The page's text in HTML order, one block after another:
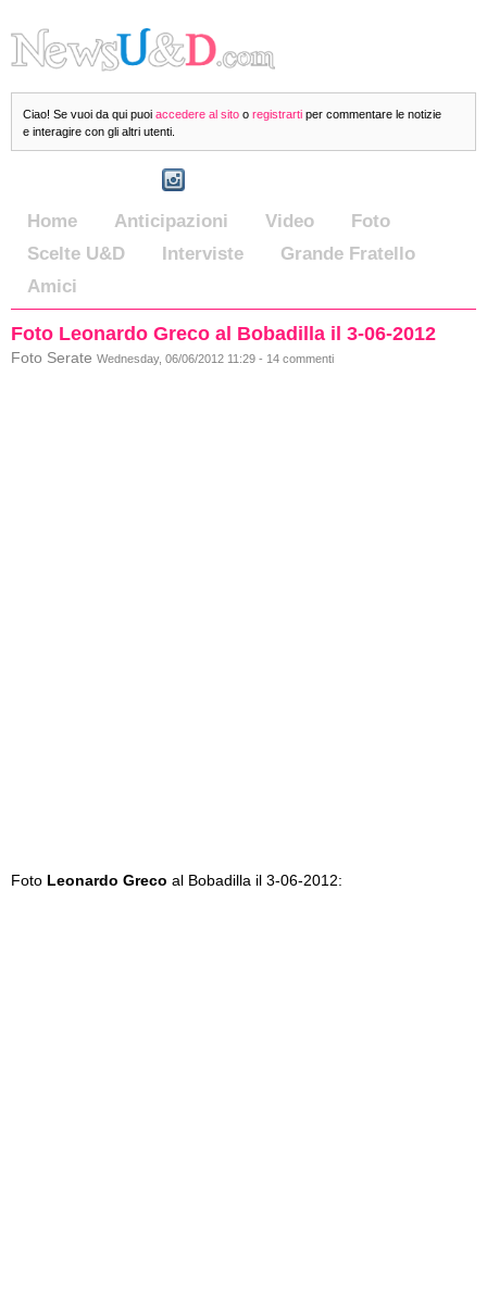
Ciao! Se vuoi da qui puoi accedere al sito o registrarti per commentare le notizie
e interagire con gli altri utenti.
Home Anticipazioni Video
Foto
Scelte U&D
Interviste
Grande Fratello
Amici
Foto Leonardo Greco al Bobadilla il 3-06-2012
Foto Serate Wednesday, 06/06/2012 11:29 - 14 commenti
Foto Leonardo Greco al Bobadilla il 3-06-2012: